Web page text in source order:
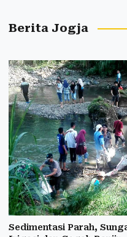
Berita Jogja
Sedimentasi Parah,